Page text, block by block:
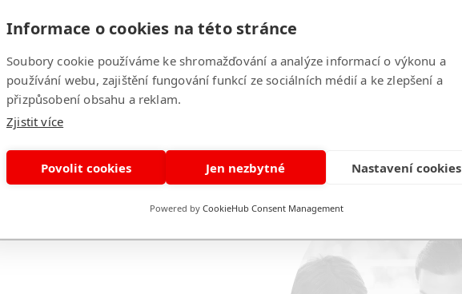
Informace o cookies na této stránce
Soubory cookie používáme ke shromažďování a analýze informací o výkonu a
používání webu, zajištění fungování funkcí ze sociálních médií a ke zlepšení a
přizpůsobení obsahu a reklam.
Zjistit více
Povolit cookies Jen nezbytné Nastavení cookies
Powered by CookieHub Consent Management
ADMINISTRACE
apřipravíme žádost, rozpočty i povinné
s poskytovatelem a zajistíme
čerpána.